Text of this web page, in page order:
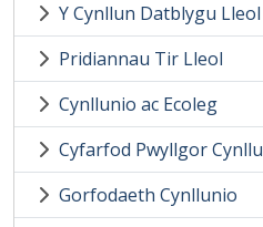
Y Cynllun Datblygu Lleol
Pridiannau Tir Lleol
Cynllunio ac Ecoleg
Cyfarfod Pwyllgor
Gorfodaeth Cynllunio